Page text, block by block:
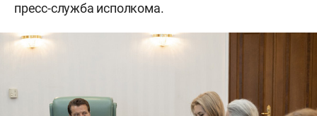
пресс-служба исполкома.